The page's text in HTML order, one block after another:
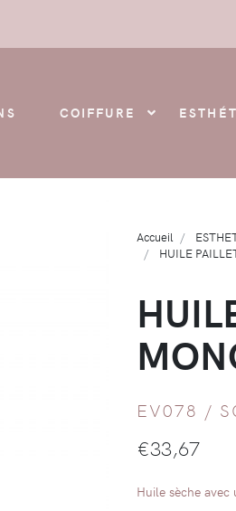
COIFFURE
Accueil
HUILE
EV078 /
€33,67
Huile sèche